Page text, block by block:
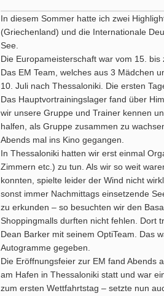
In diesem Sommer hatte ich zwei
(Griechenland) und die Internationale
See.
Die Europameisterschaft war vom 15. bis
Das EM Team, welches aus 3 Mädchen
10. Juli nach Thessaloniki. Die ersten
Das Hauptvortrainingslager fand über
wir unsere Gruppe und Trainer kennen
halfen, als Gruppe zusammen zu
Abends mal ins Kino gegangen.
In Thessaloniki hatten wir erst einmal
Zimmern etc.) zu tun. Als wir so weit
konnten, spielte leider der Wind nicht
sonst immer Nachmittags einsetzende
zu erkunden – so besuchten wir den
Shoppingmalls durften nicht fehlen. Dort
Dean Barker mit seinem OptiTeam. Das
Autogramme gegeben.
Die Eröffnungsfeier zur EM fand Abends
am Hafen in Thessaloniki statt und war
zum ersten Wettfahrtstag – setzte nun